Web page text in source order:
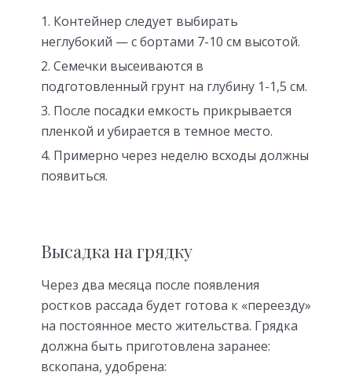
Контейнер следует выбирать
неглубокий — с бортами 7-10 см высотой.
Семечки высеиваются в
подготовленный грунт на глубину 1-1,5 см.
После посадки емкость прикрывается
пленкой и убирается в темное место.
Примерно через неделю всходы должны
появиться.
Высадка на грядку
Через два месяца после появления
ростков рассада будет готова к «переезду»
на постоянное место жительства. Грядка
должна быть приготовлена заранее:
вскопана, удобрена: